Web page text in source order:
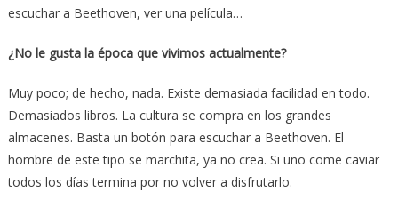
escuchar a Beethoven, ver una película…
¿No le gusta la época que vivimos actualmente?
Muy poco; de hecho, nada. Existe demasiada facilidad en todo.
Demasiados libros. La cultura se compra en los grandes
almacenes. Basta un botón para escuchar a Beethoven. El
hombre de este tipo se marchita, ya no crea. Si uno come caviar
todos los días termina por no volver a disfrutarlo.